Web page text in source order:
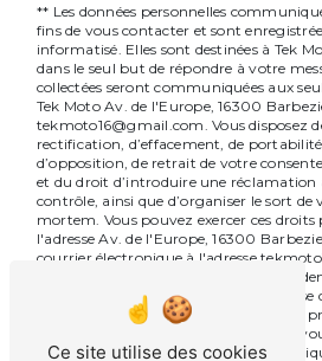
** Les données personnelles
fins de vous contacter et sont
informatisé. Elles sont destinées à Tek
dans le seul but de répondre à votre
collectées seront communiquées aux
Tek Moto Av. de l'Europe, 16300
tekmoto16@gmail.com. Vous disposez
rectification, d’effacement, de
d’opposition, de retrait de votre
et du droit d’introduire une réclamation
contrôle, ainsi que d’organiser le sort de
mortem. Vous pouvez exercer ces droits
l'adresse Av. de l'Europe, 16300
courrier électronique à l'adresse
justificatif d'identité pourra vous être
vos données pendant la période de
la durée de prescription légale aux fins
des contentieux. Vous avez le droit de
d'opposition au démarchage
Ce site utilise des cookies